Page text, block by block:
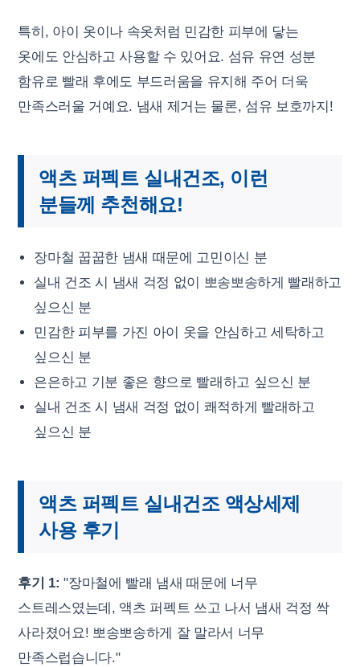
특히, 아이 옷이나 속옷처럼 민감한 피부에 닿는
옷에도 안심하고 사용할 수 있어요. 섬유 유연 성분
함유로 빨래 후에도 부드러움을 유지해 주어 더욱
만족스러울 거예요. 냄새 제거는 물론, 섬유 보호까지!
액츠 퍼펙트 실내건조, 이런
분들께 추천해요!
장마철 꿉꿉한 냄새 때문에 고민이신 분
실내 건조 시 냄새 걱정 없이 뽀송뽀송하게 빨래하고
싶으신 분
민감한 피부를 가진 아이 옷을 안심하고 세탁하고
싶으신 분
은은하고 기분 좋은 향으로 빨래하고 싶으신 분
실내 건조 시 냄새 걱정 없이 쾌적하게 빨래하고
싶으신 분
액츠 퍼펙트 실내건조 액상세제
사용 후기
후기 1: "장마철에 빨래 냄새 때문에 너무
스트레스였는데, 액츠 퍼펙트 쓰고 나서 냄새 걱정 싹
사라졌어요! 뽀송뽀송하게 잘 말라서 너무
만족스럽습니다."